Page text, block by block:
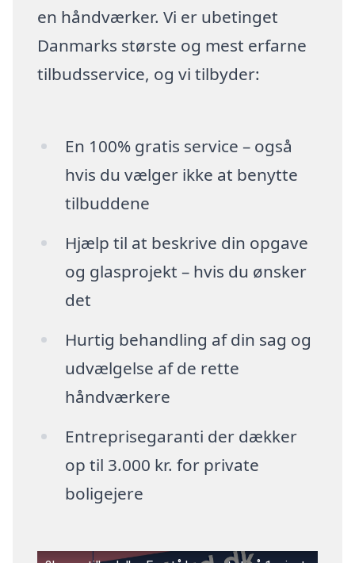
en håndværker. Vi er ubetinget
Danmarks største og mest erfarne
tilbudsservice, og vi tilbyder:
En 100% gratis service – også
hvis du vælger ikke at benytte
tilbuddene
Hjælp til at beskrive din opgave
og glasprojekt – hvis du ønsker
det
Hurtig behandling af din sag og
udvælgelse af de rette
håndværkere
Entreprisegaranti der dækker
op til 3.000 kr. for private
boligejere